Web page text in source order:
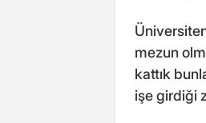
mezun
kattık
işe girdiği